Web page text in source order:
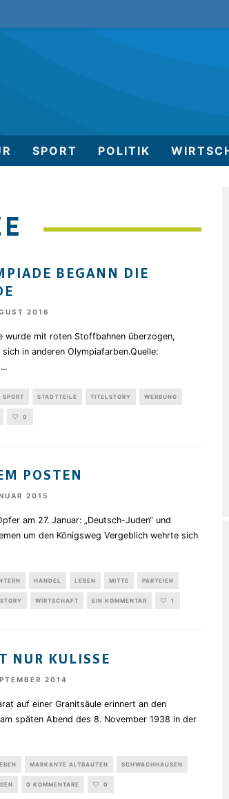
SPORT POLITIK
BEGANN DIE
2016
wurde mit roten Stoffbahnen überzogen,
in anderen Olympiafarben.Quelle:
...
SPORT STADTTEILE TITELSTORY WERBUNG
0
POSTEN
2015
am 27. Januar: „Deutsch-Juden“ und
um den Königsweg Vergeblich wehrte sich
HANDEL LEBEN MITTE PARTEIEN
WIRTSCHAFT EIN KOMMENTAR 1
NUR KULISSE
2014
auf einer Granitsäule erinnert an den
späten Abend des 8. November 1938 in der
MARKANTE ALTBAUTEN SCHWACHHAUSEN
0 KOMMENTARE 0